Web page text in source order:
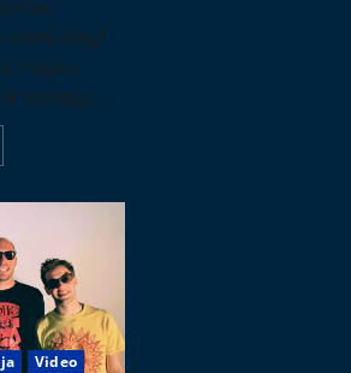
singl
najavu
izdanja...
Video